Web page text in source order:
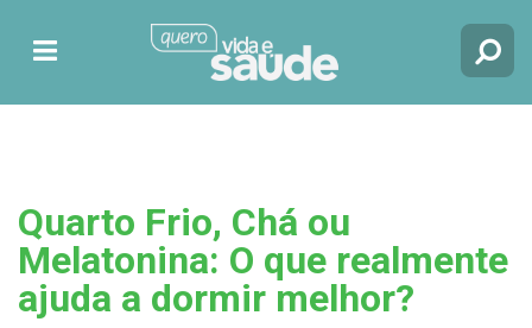
Quarto Frio, Chá ou
Melatonina: O que realmente
ajuda a dormir melhor?